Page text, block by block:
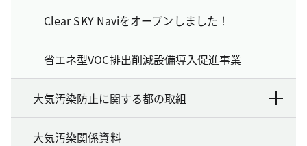
Clear SKY Naviをオープンしました！
省エネ型VOC排出削減設備導入促進事業
大気汚染防止に関する都の取組
大気汚染関係資料